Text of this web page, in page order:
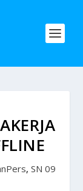
, SN 09